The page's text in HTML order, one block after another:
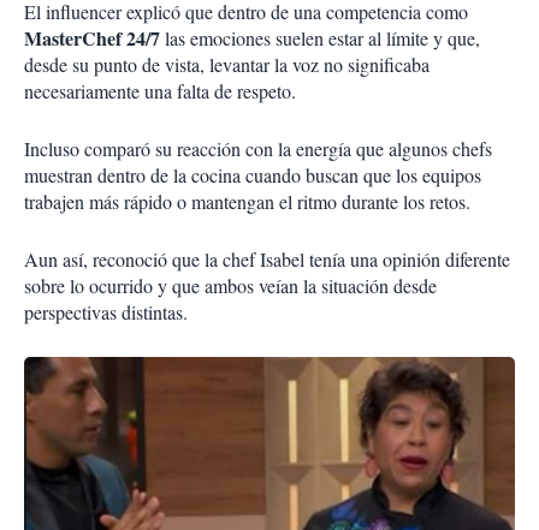
El influencer explicó que dentro de una competencia como
MasterChef 24/7las emociones suelen estar al límite y que,
desde su punto de vista, levantar la voz no significaba
necesariamente una falta de respeto.
Incluso comparó su reacción con la energía que algunos chefs
muestran dentro de la cocina cuando buscan que los equipos
trabajen más rápido o mantengan el ritmo durante los retos.
Aun así, reconoció que la chef Isabel tenía una opinión diferente
sobre lo ocurrido y que ambos veían la situación desde
perspectivas distintas.